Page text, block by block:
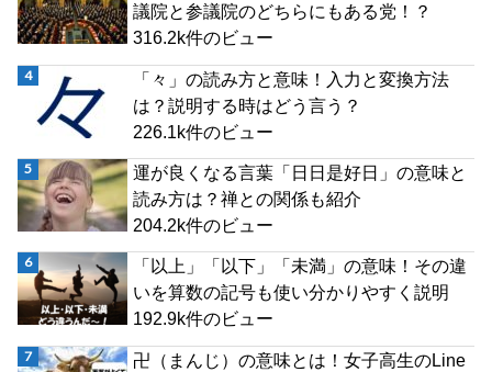
議院と参議院のどちらにもある党！？
316.2k件のビュー
「々」の読み方と意味！入力と変換方法
は？説明する時はどう言う？
226.1k件のビュー
運が良くなる言葉「日日是好日」の意味と
読み方は？禅との関係も紹介
204.2k件のビュー
「以上」「以下」「未満」の意味！その違
いを算数の記号も使い分かりやすく説明
192.9k件のビュー
卍（まんじ）の意味とは！女子高生のLine